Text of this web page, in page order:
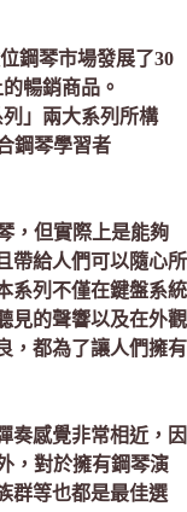
鋼琴市場發展了30
暢銷商品。
」兩大系列所構
鋼琴學習者
，但實際上是能夠
帶給人們可以隨心所
系列不僅在鍵盤系統
見的聲響以及在外觀
，都為了讓人們擁有
奏感覺非常相近，因
，對於擁有鋼琴演
群等也都是最佳選